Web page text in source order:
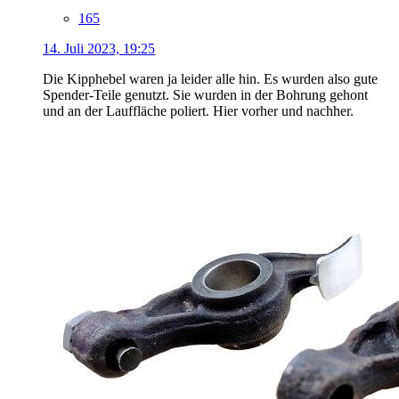
165
14. Juli 2023, 19:25
Die Kipphebel waren ja leider alle hin. Es wurden also gute
Spender-Teile genutzt. Sie wurden in der Bohrung gehont
und an der Lauffläche poliert. Hier vorher und nachher.